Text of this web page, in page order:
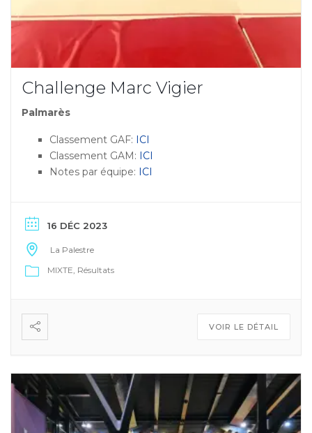
Challenge Marc Vigier
Palmarès
Classement GAF: ICI
Classement GAM: ICI
Notes par équipe: ICI
16 DÉC 2023
La Palestre
MIXTE Résultats
VOIR LE DÉTAIL